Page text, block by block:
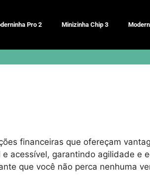
Pro 2 Minizinha Chip 3
financeiras que ofereçam
acessível, garantindo agilidade
que você não perca nenhuma